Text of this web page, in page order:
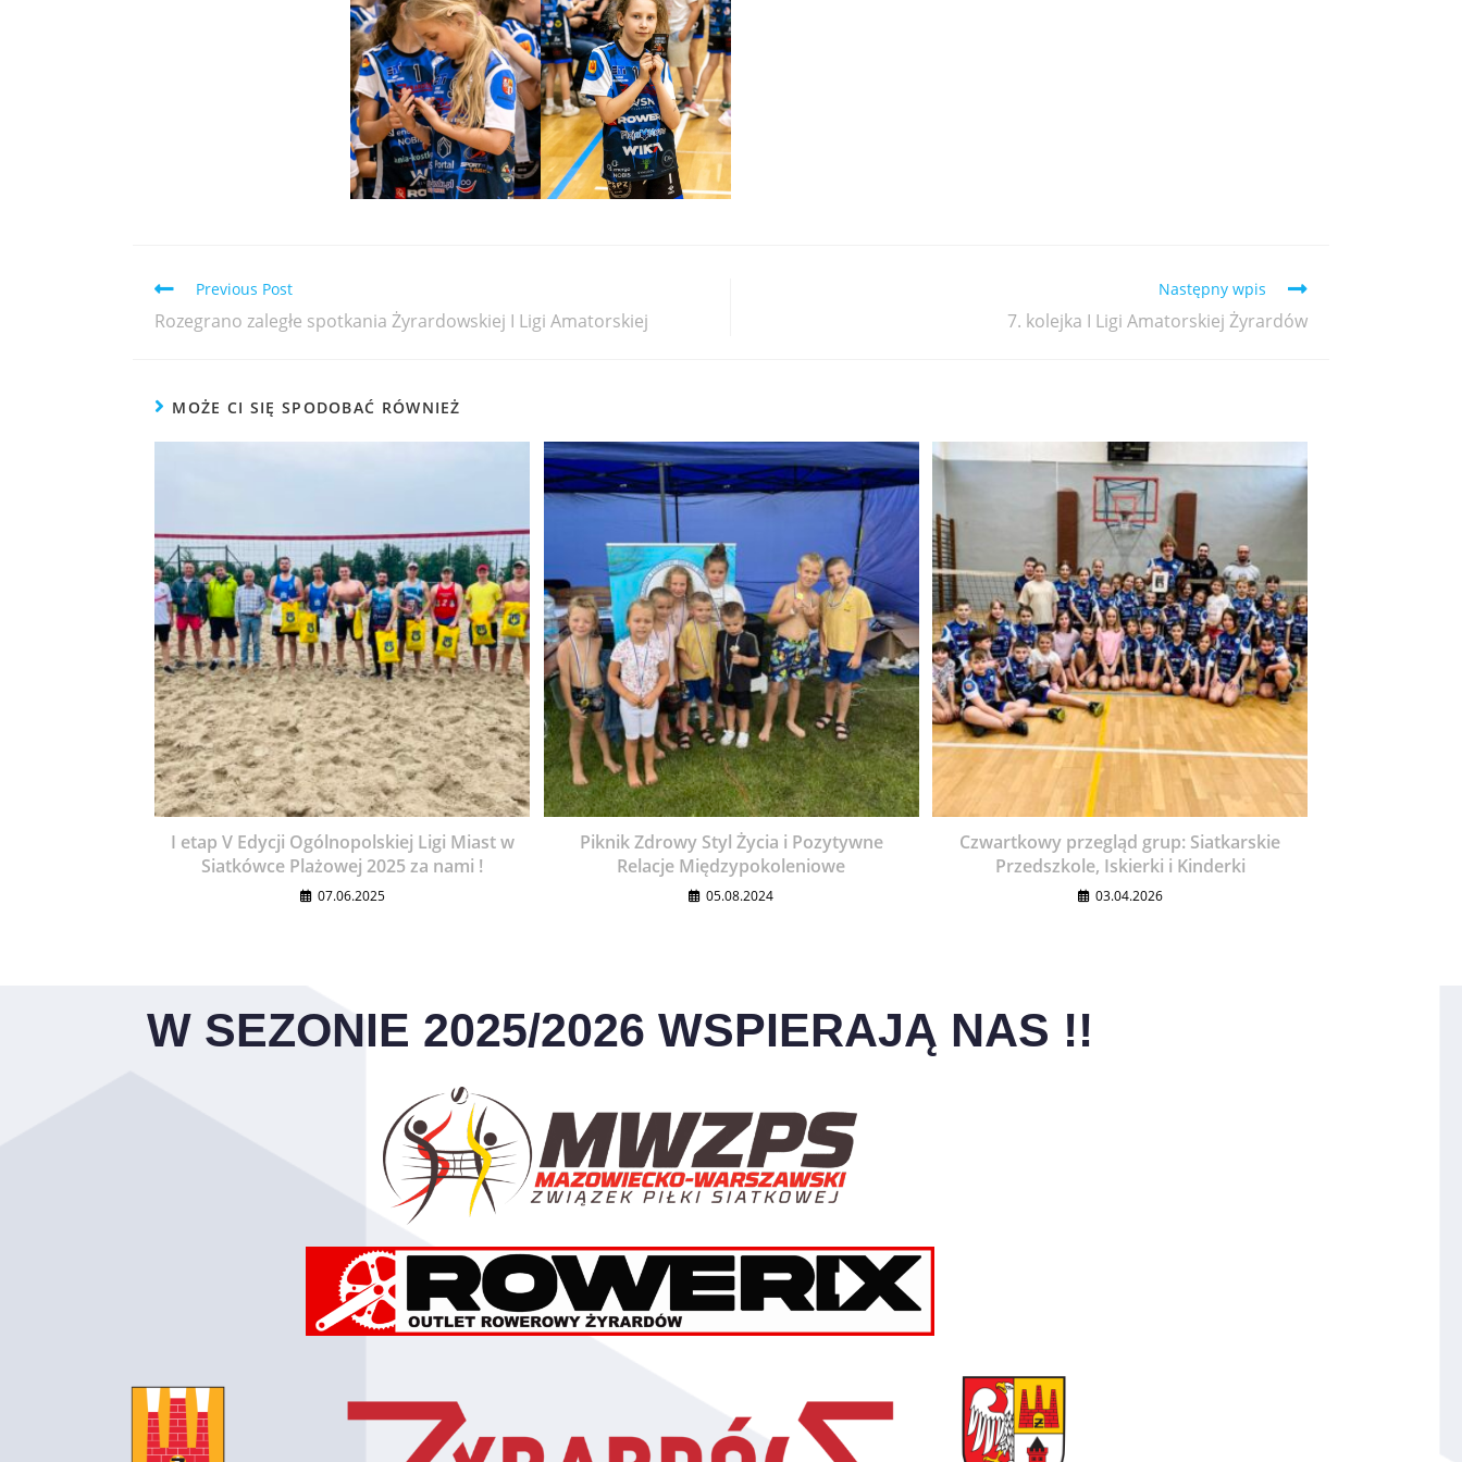
Previous Post
Rozegrano zaległe spotkania Żyrardowskiej I Ligi Amatorskiej
Następny wpis
7. kolejka I Ligi Amatorskiej Żyrardów
MOŻE CI SIĘ SPODOBAĆ RÓWNIEŻ
I etap V Edycji Ogólnopolskiej Ligi Miast w
Siatkówce Plażowej 2025 za nami !
07.06.2025
Piknik Zdrowy Styl Życia i Pozytywne
Relacje Międzypokoleniowe
05.08.2024
Czwartkowy przegląd grup: Siatkarskie
Przedszkole, Iskierki i Kinderki
03.04.2026
W SEZONIE 2025/2026 WSPIERAJĄ NAS !!